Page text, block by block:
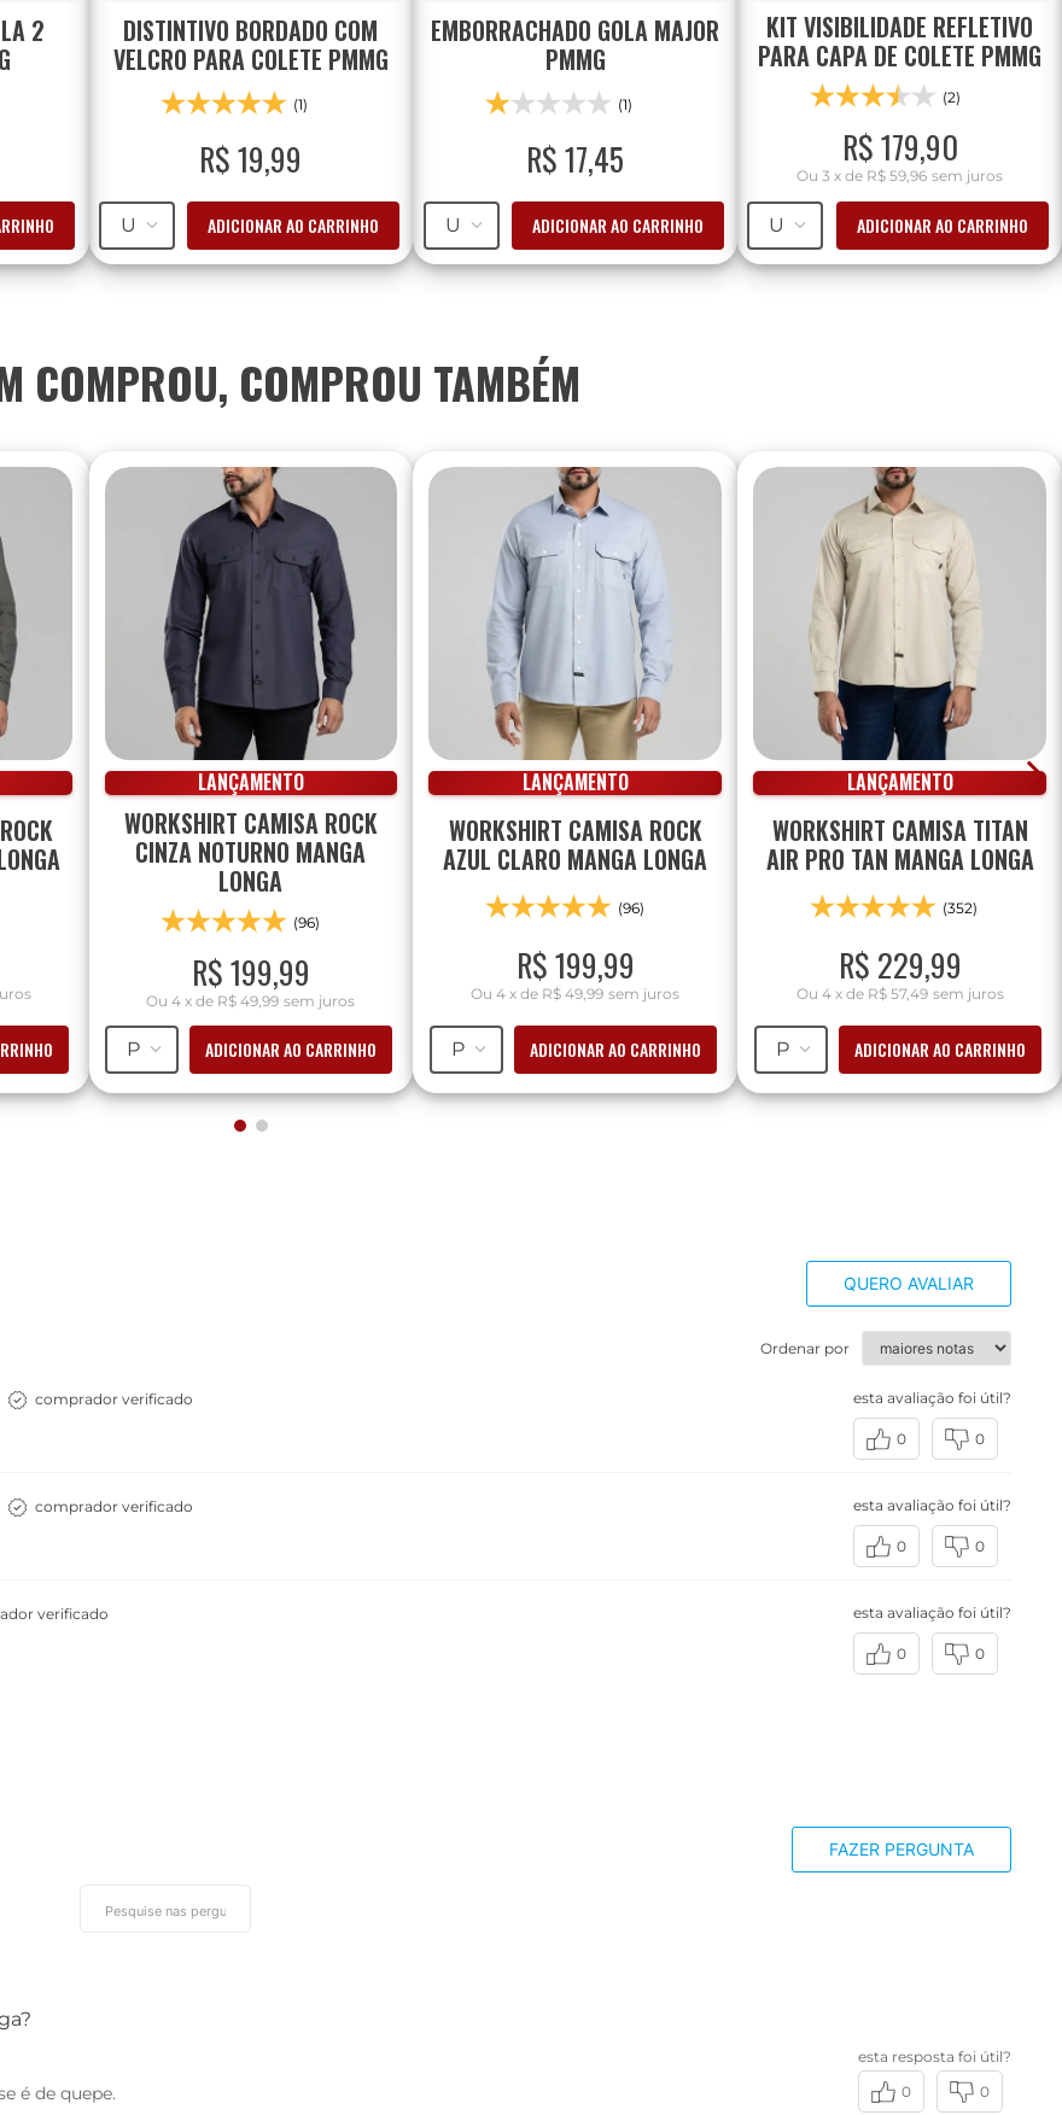
2
DISTINTIVO BORDADO COM
VELCRO PARA COLETE PMMG
(1)
R$19,99
U ADICIONAR AO CARRINHO
EMBORRACHADO GOLA MAJOR
PMMG
(1)
R$17,45
U ADICIONAR AO CARRINHO
KIT VISIBILIDADE REFLETIVO
PARA CAPA DE COLETE PMMG
(2)
R$179,90
Ou3 x de R$ 59,96 sem juros
U ADICIONAR AO CARRINHO
COMPROU, COMPROU TAMBÉM
LANÇAMENTO
WORKSHIRT CAMISA ROCK
CINZA NOTURNO MANGA
LONGA
(96)
R$199,99
Ou4 x de R$ 49,99 sem juros
P ADICIONAR AO CARRINHO
LANÇAMENTO
WORKSHIRT CAMISA ROCK
AZUL CLARO MANGA LONGA
(96)
R$199,99
Ou4 x de R$ 49,99 sem juros
P ADICIONAR AO CARRINHO
LANÇAMENTO
WORKSHIRT CAMISA TITAN
AIR PRO TAN MANGA LONGA
(352)
R$ 229,99
Ou 4 xde R$ 57,49 sem juros
P ADICIONAR AO CARRINHO
QUERO AVALIAR
Ordenar por
comprador verificado esta avaliação foi útil?
0 0
comprador verificado esta avaliação foi útil?
0 0
verificado esta avaliação foi útil?
0 0
FAZER PERGUNTA
é de quepe.
esta resposta foi útil?
0
0